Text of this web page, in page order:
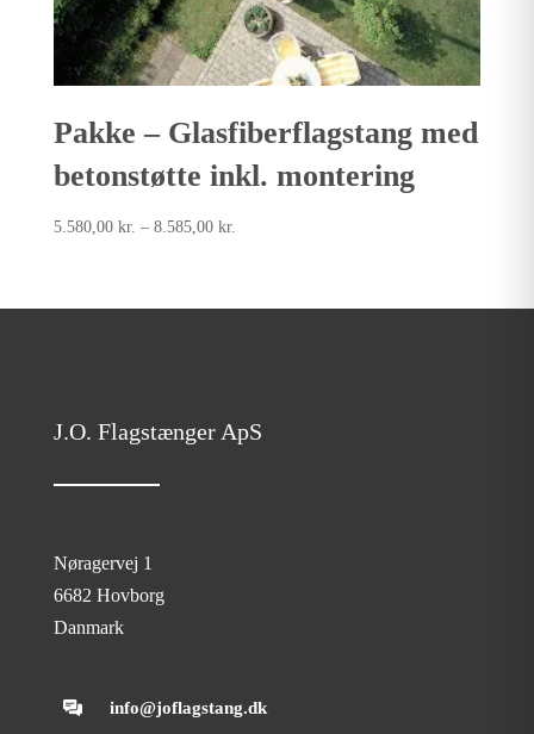
Pakke – Glasfiberflagstang med
betonstøtte inkl. montering
5.580,00 kr. – 8.585,00 kr.
8.585,00kr.
J.O. Flagstænger ApS
Nøragervej 1
6682 Hovborg
Danmark
info@joflagstang.dk